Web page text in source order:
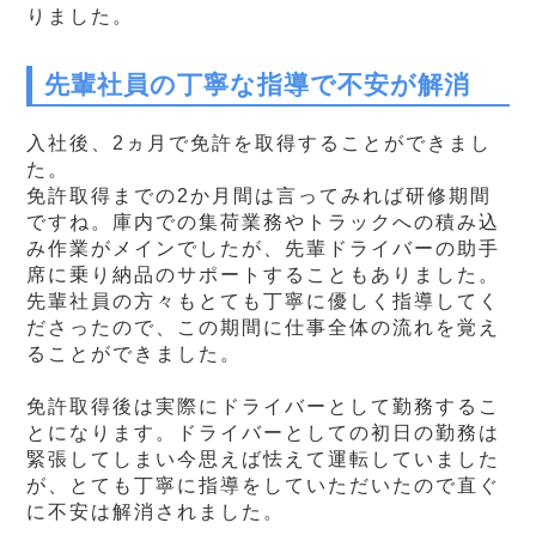
りました。
先輩社員の丁寧な指導で不安が解消
入社後、2ヵ月で免許を取得することができまし
た。
免許取得までの2か月間は言ってみれば研修期間
ですね。庫内での集荷業務やトラックへの積み込
み作業がメインでしたが、先輩ドライバーの助手
席に乗り納品のサポートすることもありました。
先輩社員の方々もとても丁寧に優しく指導してく
ださったので、この期間に仕事全体の流れを覚え
ることができました。
免許取得後は実際にドライバーとして勤務するこ
とになります。ドライバーとしての初日の勤務は
緊張してしまい今思えば怯えて運転していました
が、とても丁寧に指導をしていただいたので直ぐ
に不安は解消されました。